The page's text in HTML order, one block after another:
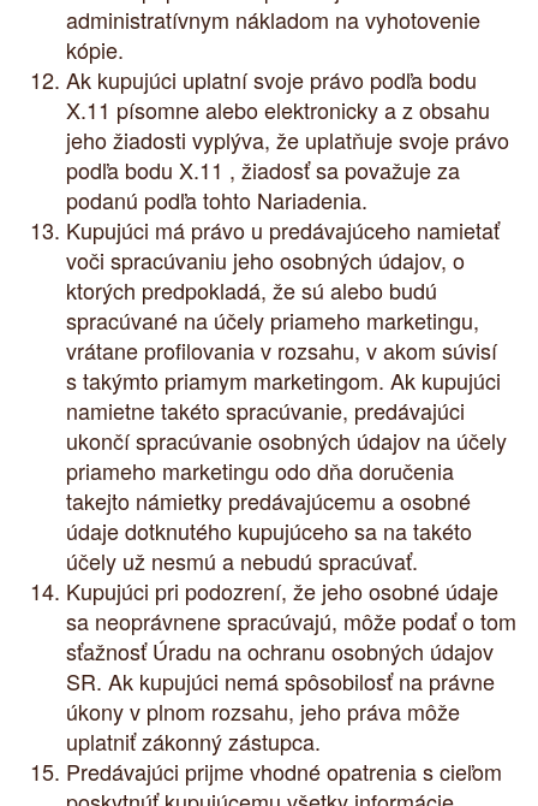
administratívnym nákladom na vyhotovenie
kópie.
Ak kupujúci uplatní svoje právo podľa bodu
X.11 písomne alebo elektronicky a z obsahu
jeho žiadosti vyplýva, že uplatňuje svoje právo
podľa bodu X.11 , žiadosť sa považuje za
podanú podľa tohto Nariadenia.
Kupujúci má právo u predávajúceho namietať
voči spracúvaniu jeho osobných údajov, o
ktorých predpokladá, že sú alebo budú
spracúvané na účely priameho marketingu,
vrátane profilovania v rozsahu, v akom súvisí
s takýmto priamym marketingom. Ak kupujúci
namietne takéto spracúvanie, predávajúci
ukončí spracúvanie osobných údajov na účely
priameho marketingu odo dňa doručenia
takejto námietky predávajúcemu a osobné
údaje dotknutého kupujúceho sa na takéto
účely už nesmú a nebudú spracúvať.
Kupujúci pri podozrení, že jeho osobné údaje
sa neoprávnene spracúvajú, môže podať o tom
sťažnosť Úradu na ochranu osobných údajov
SR. Ak kupujúci nemá spôsobilosť na právne
úkony v plnom rozsahu, jeho práva môže
uplatniť zákonný zástupca.
Predávajúci prijme vhodné opatrenia s cieľom